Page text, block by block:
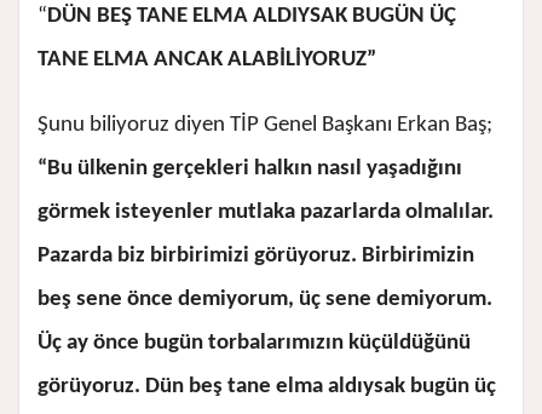
“DÜN BEŞ TANE ELMA ALDIYSAK BUGÜN ÜÇ
TANE ELMA ANCAK ALABİLİYORUZ”
Şunu biliyoruz diyen TİP Genel Başkanı Erkan Baş;
“Bu ülkenin gerçekleri halkın nasıl yaşadığını
görmek isteyenler mutlaka pazarlarda olmalılar.
Pazarda biz birbirimizi görüyoruz. Birbirimizin
beş sene önce demiyorum, üç sene demiyorum.
Üç ay önce bugün torbalarımızın küçüldüğünü
görüyoruz. Dün beş tane elma aldıysak bugün üç